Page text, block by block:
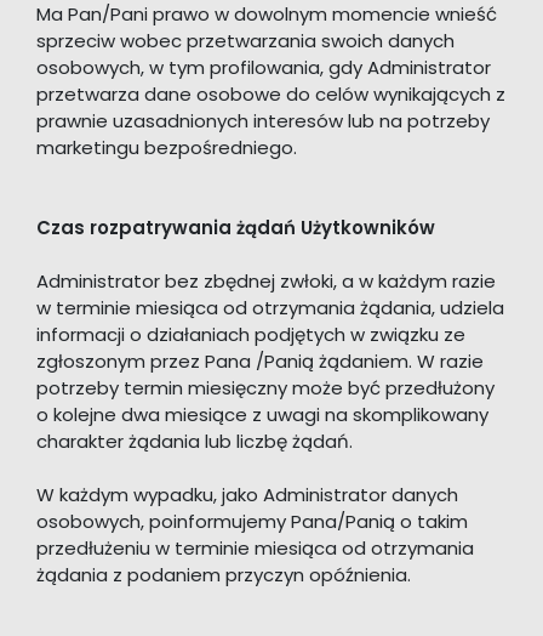
Ma Pan/Pani prawo w dowolnym momencie wnieść
sprzeciw wobec przetwarzania swoich danych
osobowych, w tym profilowania, gdy Administrator
przetwarza dane osobowe do celów wynikających z
prawnie uzasadnionych interesów lub na potrzeby
marketingu bezpośredniego.
Czas rozpatrywania żądań Użytkowników
Administrator bez zbędnej zwłoki, a w każdym razie
w terminie miesiąca od otrzymania żądania, udziela
informacji o działaniach podjętych w związku ze
zgłoszonym przez Pana /Panią żądaniem. W razie
potrzeby termin miesięczny może być przedłużony
o kolejne dwa miesiące z uwagi na skomplikowany
charakter żądania lub liczbę żądań.
W każdym wypadku, jako Administrator danych
osobowych, poinformujemy Pana/Panią o takim
przedłużeniu w terminie miesiąca od otrzymania
żądania z podaniem przyczyn opóźnienia.